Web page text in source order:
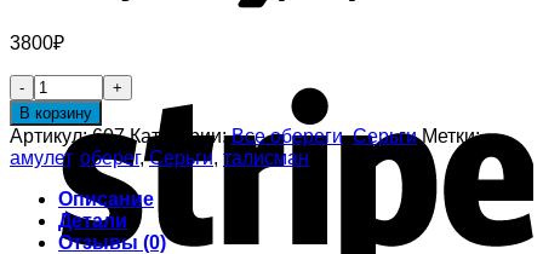
3800₽
В корзину
Артикул:607 Категории:Все обереги,Серьги Метки:
амулет, оберег,Серьги, талисман
Описание
Детали
Отзывы (0)